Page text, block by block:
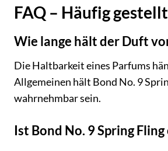
FAQ – Häufig
Wie lange hält der Duft
Die Haltbarkeit eines Parfums
Allgemeinen hält Bond No. 9
wahrnehmbar sein.
Ist Bond No. 9 Spring